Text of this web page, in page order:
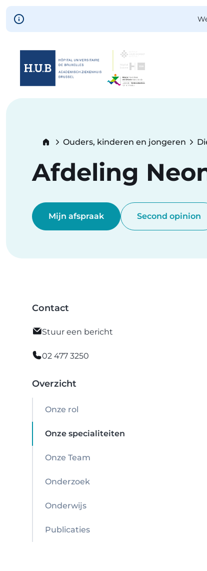
Skip to main content
Skip
Breadcrumb
Ouders, kinderen en jongeren
Afdeling
Mijn afspraak Second opinion
Contact
Stuur een bericht
02 477 3250
Overzicht
Onze rol
Onze specialiteiten
Onze Team
Onderzoek
Onderwijs
Publicaties